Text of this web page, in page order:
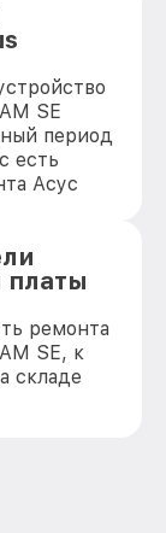
SE
период
есть
Асус
платы
ремонта
SE, к
складе